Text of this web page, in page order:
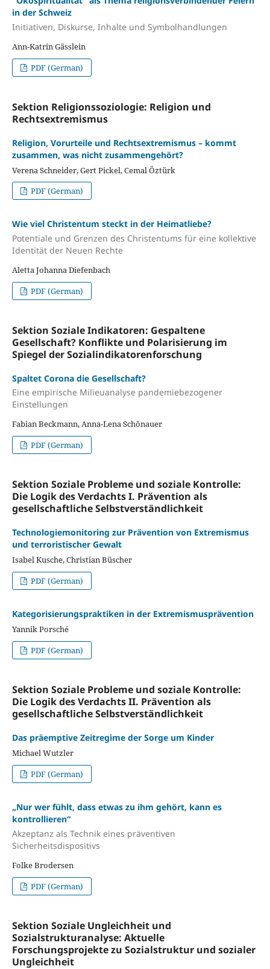
in der Schweiz
Initiativen, Diskurse, Inhalte und Symbolhandlungen
Ann-Katrin Gässlein
PDF (German)
Sektion Religionssoziologie: Religion und
Rechtsextremismus
Religion, Vorurteile und Rechtsextremismus – kommt
zusammen, was nicht zusammengehört?
Verena Schneider, Gert Pickel, Cemal Öztürk
PDF (German)
Wie viel Christentum steckt in der Heimatliebe?
Potentiale und Grenzen des Christentums für eine kollektive
Identität der Neuen Rechte
Aletta Johanna Diefenbach
PDF (German)
Sektion Soziale Indikatoren: Gespaltene
Gesellschaft? Konflikte und Polarisierung im
Spiegel der Sozialindikatorenforschung
Spaltet Corona die Gesellschaft?
Eine empirische Milieuanalyse pandemiebezogener
Einstellungen
Fabian Beckmann, Anna-Lena Schönauer
PDF (German)
Sektion Soziale Probleme und soziale Kontrolle:
Die Logik des Verdachts I. Prävention als
gesellschaftliche Selbstverständlichkeit
Technologiemonitoring zur Prävention von Extremismus
und terroristischer Gewalt
Isabel Kusche, Christian Büscher
PDF (German)
Kategorisierungspraktiken in der Extremismusprävention
Yannik Porsché
PDF (German)
Sektion Soziale Probleme und soziale Kontrolle:
Die Logik des Verdachts II. Prävention als
gesellschaftliche Selbstverständlichkeit
Das präemptive Zeitregime der Sorge um Kinder
Michael Wutzler
PDF (German)
„Nur wer fühlt, dass etwas zu ihm gehört, kann es
kontrollieren“
Akzeptanz als Technik eines präventiven
Sicherheitsdispositivs
Folke Brodersen
PDF (German)
Sektion Soziale Ungleichheit und
Sozialstrukturanalyse: Aktuelle
Forschungsprojekte zu Sozialstruktur und sozialer
Ungleichheit